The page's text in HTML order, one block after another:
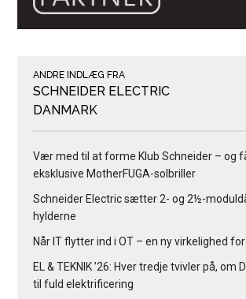
ANDRE INDLÆG FRA
SCHNEIDER ELECTRIC
DANMARK
Vær med til at forme Klub Schneider – og
eksklusive MotherFUGA-solbriller
Schneider Electric sætter 2- og 2½-
hylderne
Når IT flytter ind i OT – en ny virkelighed
EL & TEKNIK ’26: Hver tredje tvivler på, om
til fuld elektrificering